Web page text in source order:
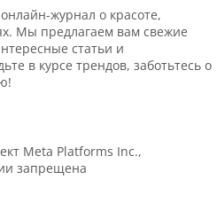
журнал о красоте,
Мы предлагаем вам свежие
статьи и
в курсе трендов, заботьтесь о
Meta Platforms Inc.,
запрещена